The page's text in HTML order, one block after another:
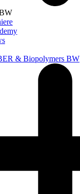
& Biopolymers BW